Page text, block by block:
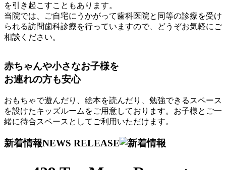
を引き起こすこともあります。
当院では、ご自宅にうかがって歯科医院と同等の診療を受け
られる訪問歯科診療を行っていますので、どうぞお気軽にご
相談ください。
赤ちゃんや小さなお子様を
お連れの方も安心
おもちゃで遊んだり、絵本を読んだり、勉強できるスペース
を設けたキッズルームをご用意しております。お子様とご一
緒に待合スペースとしてご利用いただけます。
新着情報NEWS RELEASE